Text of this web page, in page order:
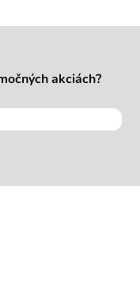
akciách?